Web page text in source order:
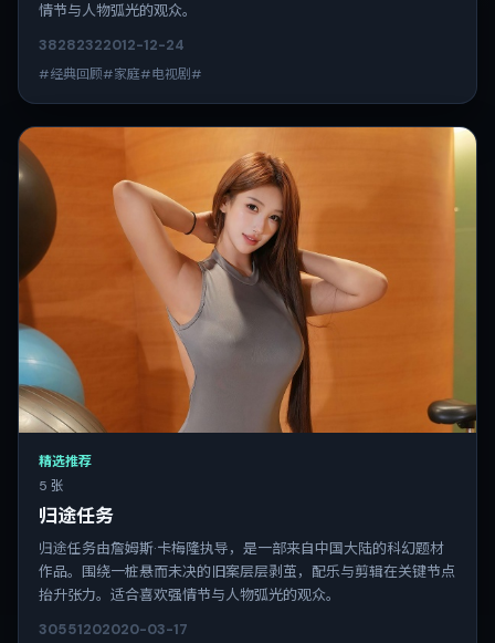
情节与人物弧光的观众。
38282322012-12-24
#经典回顾#家庭#电视剧#
精选推荐
5 张
归途任务
归途任务由詹姆斯·卡梅隆执导，是一部来自中国大陆的科幻题材
作品。围绕一桩悬而未决的旧案层层剥茧，配乐与剪辑在关键节点
抬升张力。适合喜欢强情节与人物弧光的观众。
30551202020-03-17